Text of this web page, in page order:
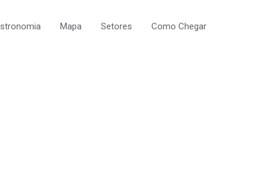
Mapa Setores Como Chegar